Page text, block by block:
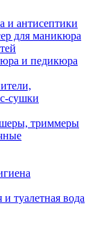
и антисептики
для маникюра
и педикюра
сушки
триммеры
туалетная вода